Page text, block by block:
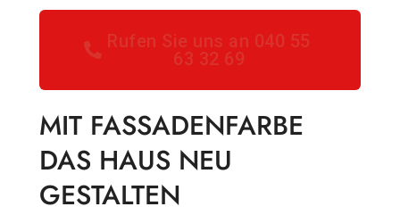
Rufen Sie uns an 040 55
63 32 69
MIT FASSADENFARBE
DAS HAUS NEU
GESTALTEN